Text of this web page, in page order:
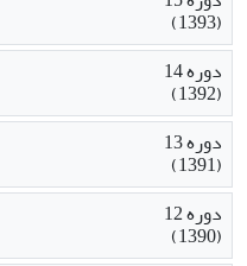
(1393)
دوره 14
(1392)
دوره 13
(1391)
دوره 12
(1390)